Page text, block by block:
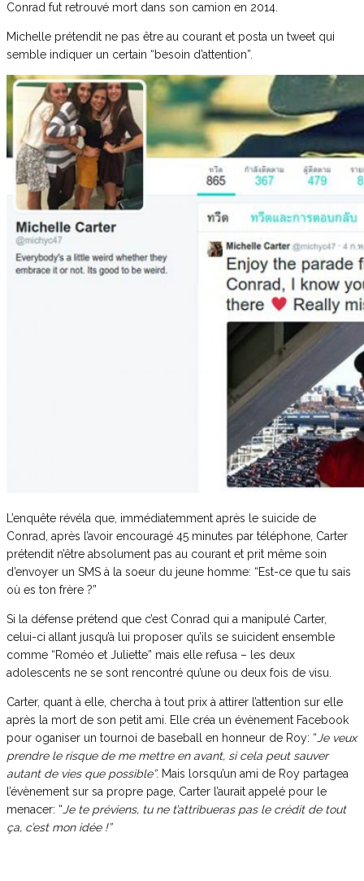
Conrad fut retrouvé mort dans son camion en 2014.
Michelle prétendit ne pas être au courant et posta un tweet qui
semble indiquer un certain “besoin d’attention”.
L’enquête révéla que, immédiatemment après le suicide de
Conrad, après l’avoir encouragé 45 minutes par téléphone, Carter
prétendit n’être absolument pas au courant et prit même soin
d’envoyer un SMS à la soeur du jeune homme: “Est-ce que tu sais
où es ton frère ?”
Si la défense prétend que c’est Conrad qui a manipulé Carter,
celui-ci allant jusqu’à lui proposer qu’ils se suicident ensemble
comme “Roméo et Juliette” mais elle refusa – les deux
adolescents ne se sont rencontré qu’une ou deux fois de visu.
Carter, quant à elle, chercha à tout prix à attirer l’attention sur elle
après la mort de son petit ami. Elle créa un évènement Facebook
pour oganiser un tournoi de baseball en honneur de Roy: “Je veux
prendre le risque de me mettre en avant, si cela peut sauver
autant de vies que possible”. Mais lorsqu’un ami de Roy partagea
l’évènement sur sa propre page, Carter l’aurait appelé pour le
menacer: “Je te préviens, tu ne t’attribueras pas le crédit de tout
ça, c’est mon idée !”